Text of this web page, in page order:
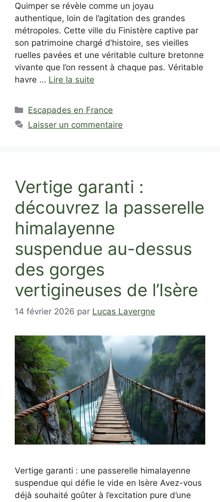
Quimper se révèle comme un joyau
authentique, loin de l’agitation des grandes
métropoles. Cette ville du Finistère captive par
son patrimoine chargé d’histoire, ses vieilles
ruelles pavées et une véritable culture bretonne
vivante que l’on ressent à chaque pas. Véritable
havre … Lire la suite
Catégories
Escapades en France
Laisser un commentaire
Vertige garanti :
découvrez la passerelle
himalayenne
suspendue au-dessus
des gorges
vertigineuses de l’Isère
14 février 2026 par Lucas Lavergne
Vertige garanti : une passerelle himalayenne
suspendue qui défie le vide en Isère Avez-vous
déjà souhaité goûter à l’excitation pure d’une